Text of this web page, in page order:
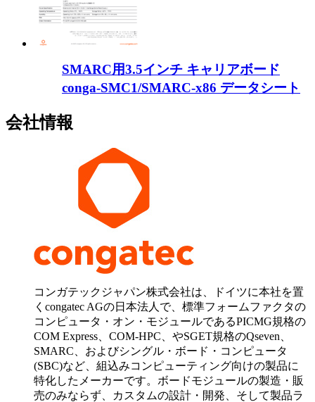
SMARC用3.5インチ キャリアボード
conga-SMC1/SMARC-x86 データシート
会社情報
コンガテックジャパン株式会社は、ドイツに本社を置
くcongatec AGの日本法人で、標準フォームファクタの
コンピュータ・オン・モジュールであるPICMG規格の
COM Express、COM-HPC、やSGET規格のQseven、
SMARC、およびシングル・ボード・コンピュータ
(SBC)など、組込みコンピューティング向けの製品に
特化したメーカーです。ボードモジュールの製造・販
売のみならず、カスタムの設計・開発、そして製品ラ